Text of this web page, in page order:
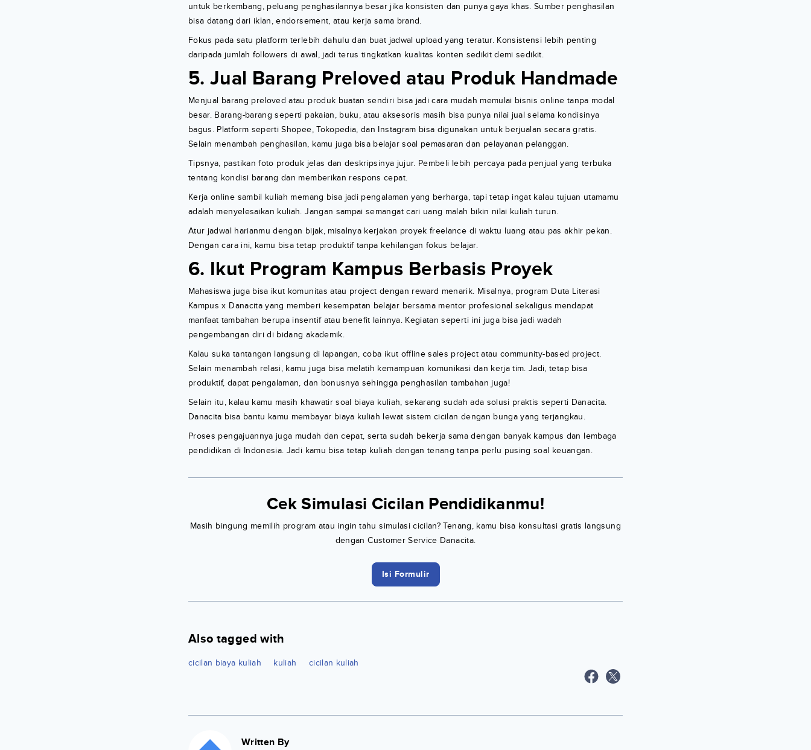
untuk berkembang, peluang penghasilannya besar jika konsisten dan punya gaya khas. Sumber penghasilan
bisa datang dari iklan, endorsement, atau kerja sama brand.
Fokus pada satu platform terlebih dahulu dan buat jadwal upload yang teratur. Konsistensi lebih penting
daripada jumlah followers di awal, jadi terus tingkatkan kualitas konten sedikit demi sedikit.
5. Jual Barang Preloved atau Produk Handmade
Menjual barang preloved atau produk buatan sendiri bisa jadi cara mudah memulai bisnis online tanpa modal
besar. Barang-barang seperti pakaian, buku, atau aksesoris masih bisa punya nilai jual selama kondisinya
bagus. Platform seperti Shopee, Tokopedia, dan Instagram bisa digunakan untuk berjualan secara gratis.
Selain menambah penghasilan, kamu juga bisa belajar soal pemasaran dan pelayanan pelanggan.
Tipsnya, pastikan foto produk jelas dan deskripsinya jujur. Pembeli lebih percaya pada penjual yang terbuka
tentang kondisi barang dan memberikan respons cepat.
Kerja online sambil kuliah memang bisa jadi pengalaman yang berharga, tapi tetap ingat kalau tujuan utamamu
adalah menyelesaikan kuliah. Jangan sampai semangat cari uang malah bikin nilai kuliah turun.
Atur jadwal harianmu dengan bijak, misalnya kerjakan proyek freelance di waktu luang atau pas akhir pekan.
Dengan cara ini, kamu bisa tetap produktif tanpa kehilangan fokus belajar.
6. Ikut Program Kampus Berbasis Proyek
Mahasiswa juga bisa ikut komunitas atau project dengan reward menarik. Misalnya, program Duta Literasi
Kampus x Danacita yang memberi kesempatan belajar bersama mentor profesional sekaligus mendapat
manfaat tambahan berupa insentif atau benefit lainnya. Kegiatan seperti ini juga bisa jadi wadah
pengembangan diri di bidang akademik.
Kalau suka tantangan langsung di lapangan, coba ikut offline sales project atau community-based project.
Selain menambah relasi, kamu juga bisa melatih kemampuan komunikasi dan kerja tim. Jadi, tetap bisa
produktif, dapat pengalaman, dan bonusnya sehingga penghasilan tambahan juga!
Selain itu, kalau kamu masih khawatir soal biaya kuliah, sekarang sudah ada solusi praktis seperti Danacita.
Danacita bisa bantu kamu membayar biaya kuliah lewat sistem cicilan dengan bunga yang terjangkau.
Proses pengajuannya juga mudah dan cepat, serta sudah bekerja sama dengan banyak kampus dan lembaga
pendidikan di Indonesia. Jadi kamu bisa tetap kuliah dengan tenang tanpa perlu pusing soal keuangan.
Cek Simulasi Cicilan Pendidikanmu!
Masih bingung memilih program atau ingin tahu simulasi cicilan? Tenang, kamu bisa konsultasi gratis langsung
dengan Customer Service Danacita.
Isi Formulir
Also tagged with
cicilan biaya kuliah kuliah cicilan kuliah
Written By